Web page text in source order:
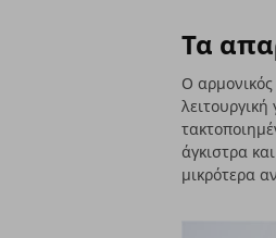
Τα
Ο
άγκιστρα
μικρότερα